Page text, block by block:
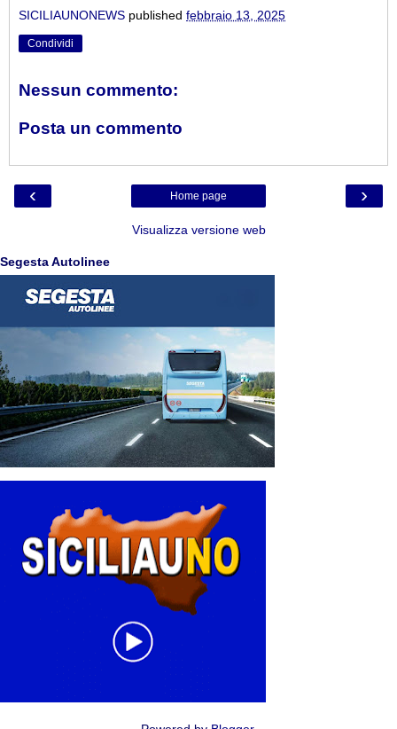
SICILIAUNONEWS published febbraio 13, 2025
Condividi
Nessun commento:
Posta un commento
‹ ›
Home page
Visualizza versione web
Segesta Autolinee